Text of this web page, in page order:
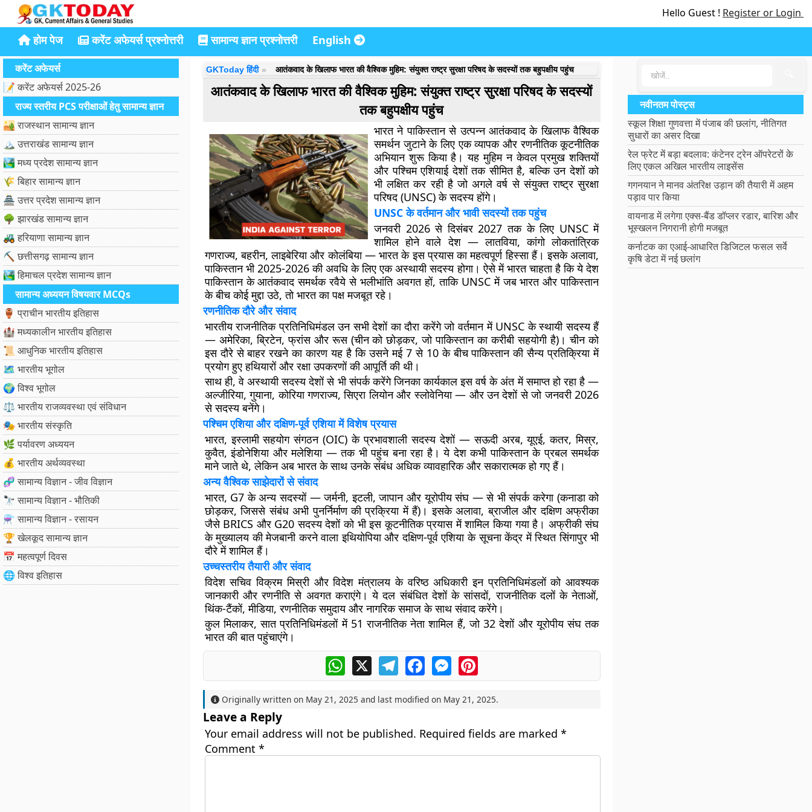
Hello Guest ! Register or Login
होम पेज करेंट अफेयर्स प्रश्नोत्तरी सामान्य ज्ञान प्रश्नोत्तरी English
करेंट अफेयर्स
📝 करेंट अफेयर्स 2025-26
राज्य स्तरीय PCS परीक्षाओं हेतु सामान्य ज्ञान
🏜️ राजस्थान सामान्य ज्ञान
🏔️ उत्तराखंड सामान्य ज्ञान
🏞️ मध्य प्रदेश सामान्य ज्ञान
🌾 बिहार सामान्य ज्ञान
🏯 उत्तर प्रदेश सामान्य ज्ञान
🌳 झारखंड सामान्य ज्ञान
🚜 हरियाणा सामान्य ज्ञान
⛏️ छत्तीसगढ़ सामान्य ज्ञान
🏞️ हिमाचल प्रदेश सामान्य ज्ञान
सामान्य अध्ययन विषयवार MCQs
🏺 प्राचीन भारतीय इतिहास
🏰 मध्यकालीन भारतीय इतिहास
📜 आधुनिक भारतीय इतिहास
🗺️ भारतीय भूगोल
🌍 विश्व भूगोल
⚖️ भारतीय राजव्यवस्था एवं संविधान
🎭 भारतीय संस्कृति
🌿 पर्यावरण अध्ययन
💰 भारतीय अर्थव्यवस्था
🧬 सामान्य विज्ञान - जीव विज्ञान
🔭 सामान्य विज्ञान - भौतिकी
⚗️ सामान्य विज्ञान - रसायन
🏆 खेलकूद सामान्य ज्ञान
📅 महत्वपूर्ण दिवस
🌐 विश्व इतिहास
GKToday हिंदी आतंकवाद के खिलाफ भारत की वैश्विक मुहिम: संयुक्त राष्ट्र सुरक्षा परिषद के सदस्यों तक बहुपक्षीय पहुंच
आतंकवाद के खिलाफ भारत की वैश्विक मुहिम: संयुक्त राष्ट्र सुरक्षा परिषद के सदस्यों
तक बहुपक्षीय पहुंच
भारत ने पाकिस्तान से उत्पन्न आतंकवाद के खिलाफ वैश्विक
समर्थन जुटाने के लिए एक व्यापक और रणनीतिक कूटनीतिक
अभियान शुरू किया है। यह मुहिम न केवल प्रमुख शक्तियों
और पश्चिम एशियाई देशों तक सीमित है, बल्कि उन देशों को
भी लक्षित कर रही है जो अगले वर्ष से संयुक्त राष्ट्र सुरक्षा
परिषद (UNSC) के सदस्य होंगे।
UNSC के वर्तमान और भावी सदस्यों तक पहुंच
जनवरी 2026 से दिसंबर 2027 तक के लिए UNSC में
शामिल होने वाले देश — लातविया, कांगो लोकतांत्रिक
गणराज्य, बहरीन, लाइबेरिया और कोलंबिया — भारत के इस प्रयास का महत्वपूर्ण हिस्सा हैं। इसके अलावा,
पाकिस्तान भी 2025-2026 की अवधि के लिए एक अस्थायी सदस्य होगा। ऐसे में भारत चाहता है कि ये देश
पाकिस्तान के आतंकवाद समर्थक रवैये से भलीभांति अवगत हों, ताकि UNSC में जब भारत और पाकिस्तान
के बीच कोई मुद्दा उठे, तो भारत का पक्ष मजबूत रहे।
रणनीतिक दौरे और संवाद
भारतीय राजनीतिक प्रतिनिधिमंडल उन सभी देशों का दौरा करेंगे जो वर्तमान में UNSC के स्थायी सदस्य हैं
— अमेरिका, ब्रिटेन, फ्रांस और रूस (चीन को छोड़कर, जो पाकिस्तान का करीबी सहयोगी है)। चीन को
इस दौरे से बाहर रखने का कारण यह है कि उसने मई 7 से 10 के बीच पाकिस्तान की सैन्य प्रतिक्रिया में
प्रयोग हुए हथियारों और रक्षा उपकरणों की आपूर्ति की थी।
साथ ही, वे अस्थायी सदस्य देशों से भी संपर्क करेंगे जिनका कार्यकाल इस वर्ष के अंत में समाप्त हो रहा है —
अल्जीरिया, गुयाना, कोरिया गणराज्य, सिएरा लियोन और स्लोवेनिया — और उन देशों से जो जनवरी 2026
से सदस्य बनेंगे।
पश्चिम एशिया और दक्षिण-पूर्व एशिया में विशेष प्रयास
भारत, इस्लामी सहयोग संगठन (OIC) के प्रभावशाली सदस्य देशों — सऊदी अरब, यूएई, कतर, मिस्र,
कुवैत, इंडोनेशिया और मलेशिया — तक भी पहुंच बना रहा है। ये देश कभी पाकिस्तान के प्रबल समर्थक
माने जाते थे, लेकिन अब भारत के साथ उनके संबंध अधिक व्यावहारिक और सकारात्मक हो गए हैं।
अन्य वैश्विक साझेदारों से संवाद
भारत, G7 के अन्य सदस्यों — जर्मनी, इटली, जापान और यूरोपीय संघ — से भी संपर्क करेगा (कनाडा को
छोड़कर, जिससे संबंध अभी पुनर्निर्माण की प्रक्रिया में हैं)। इसके अलावा, ब्राजील और दक्षिण अफ्रीका
जैसे BRICS और G20 सदस्य देशों को भी इस कूटनीतिक प्रयास में शामिल किया गया है। अफ्रीकी संघ
के मुख्यालय की मेजबानी करने वाला इथियोपिया और दक्षिण-पूर्व एशिया के सूचना केंद्र में स्थित सिंगापुर भी
दौरे में शामिल हैं।
उच्चस्तरीय तैयारी और संवाद
विदेश सचिव विक्रम मिस्री और विदेश मंत्रालय के वरिष्ठ अधिकारी इन प्रतिनिधिमंडलों को आवश्यक
जानकारी और रणनीति से अवगत कराएंगे। ये दल संबंधित देशों के सांसदों, राजनीतिक दलों के नेताओं,
थिंक-टैंकों, मीडिया, रणनीतिक समुदाय और नागरिक समाज के साथ संवाद करेंगे।
कुल मिलाकर, सात प्रतिनिधिमंडलों में 51 राजनीतिक नेता शामिल हैं, जो 32 देशों और यूरोपीय संघ तक
भारत की बात पहुंचाएंगे।
WhatsApp
X TelegramFacebookMessengerPinterest
Originally written on May 21, 2025 and last modified on May 21, 2025.
Leave a Reply
Your email address will not be published. Required fields are marked *
Comment *
नवीनतम पोस्ट्स
स्कूल शिक्षा गुणवत्ता में पंजाब की छलांग, नीतिगत
सुधारों का असर दिखा
रेल फ्रेट में बड़ा बदलाव: कंटेनर ट्रेन ऑपरेटरों के
लिए एकल अखिल भारतीय लाइसेंस
गगनयान ने मानव अंतरिक्ष उड़ान की तैयारी में अहम
पड़ाव पार किया
वायनाड में लगेगा एक्स-बैंड डॉप्लर रडार, बारिश और
भूस्खलन निगरानी होगी मजबूत
कर्नाटक का एआई-आधारित डिजिटल फसल सर्वे
कृषि डेटा में नई छलांग